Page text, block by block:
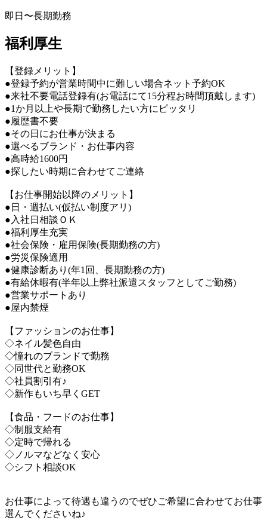
即日〜長期勤務
福利厚生
【登録メリット】
●登録予約が営業時間中に難しい場合ネット予約OK
●来社不要電話登録有(お電話にて15分程お時間頂戴します)
●1か月以上や長期で勤務したい方にピッタリ
●履歴書不要
●その日にお仕事が決まる
●選べるブランド・お仕事内容
●高時給1600円
●探したい時期に合わせてご連絡
【お仕事開始以降のメリット】
●日・週払い(仮払い制度アリ)
●入社日相談ＯＫ
●福利厚生充実
●社会保険・雇用保険(長期勤務の方)
●労災保険適用
●健康診断あり(年1回、長期勤務の方)
●有給休暇有(半年以上弊社派遣スタッフとしてご勤務)
●営業サポートあり
●屋内禁煙
【ファッションのお仕事】
◇ネイル髪色自由
◇憧れのブランドで勤務
◇同世代と勤務OK
◇社員割引有♪
◇新作もいち早くGET
【食品・フードのお仕事】
◇制服支給有
◇定時で帰れる
◇ノルマなどなく安心
◇シフト相談OK
お仕事によって待遇も違うのでぜひご希望に合わせてお仕事
選んでくださいね♪